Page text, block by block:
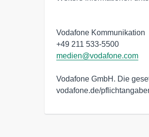
Vodafone Kommunikation
medien@vodafone.com
Vodafone GmbH. Die
vodafone.de/